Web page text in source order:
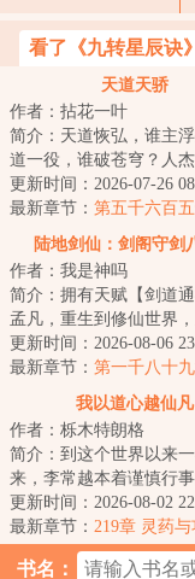
看了《九转星辰诀
天道天骄
作者：拈花一叶
简介：天道恢弘，谁主
道一役，谁破苍穹？人
雄、楚翘、天骄，万载
来，再踏归家路，再...
更新时间：2026-07-26
最新章节： 第五千六百
传承和偶遇！下
陆地剑仙：剑阁守剑
作者：我是神吗
简介：拥有天赋【剑道
孟凡，重生到修仙世界
山剑派的剑阁守剑人。触
星剑”，获得...
更新时间：2026-08-06
最新章节： 第一千八十
山，邪佛
我以道心越仙凡
作者：栎木特朗格
简介：到这个世界以来
来，李常越本着谨慎行
格，到处搜集各种书籍，
地理传记到人物风格...
更新时间：2026-08-02
最新章节： 219章 灵药
书名：